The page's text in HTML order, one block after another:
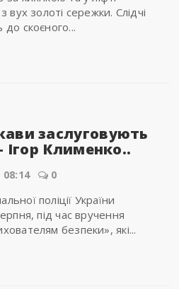
вух золоті сережки. Слідчі
до скоєного...
заслуговують
Ігор Клименко..
08:14 0
поліції України
під час вручення
безпеки», які...